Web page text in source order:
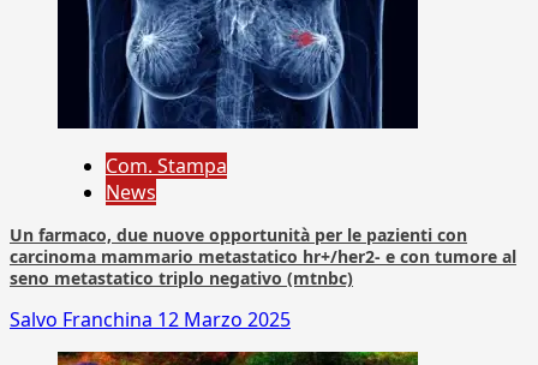
Com. Stampa
News
Un farmaco, due nuove opportunità per le pazienti con
carcinoma mammario metastatico hr+/her2- e con tumore al
seno metastatico triplo negativo (mtnbc)
Salvo Franchina 12 Marzo 2025